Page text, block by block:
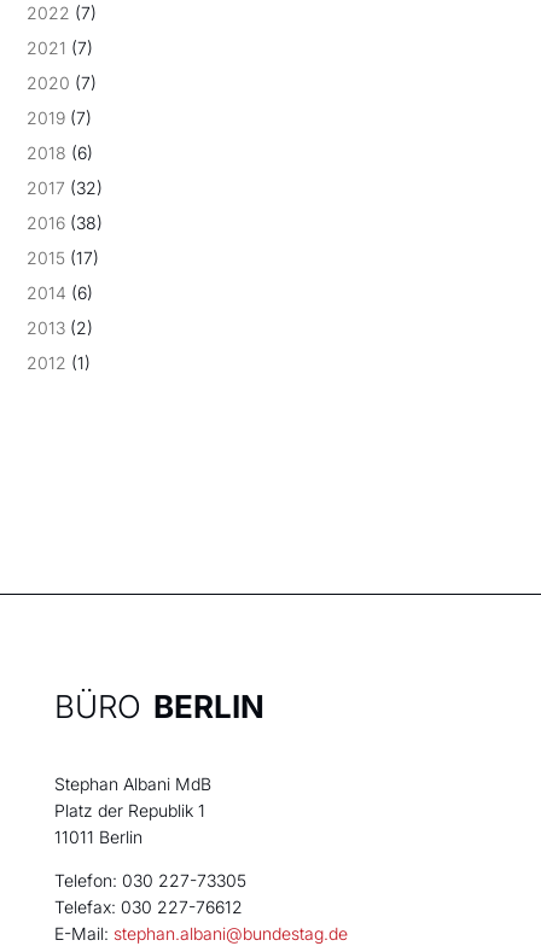
2022 (7)
2021 (7)
2020 (7)
2019 (7)
2018 (6)
2017 (32)
2016 (38)
2015 (17)
2014 (6)
2013 (2)
2012 (1)
BÜRO BERLIN
Stephan Albani MdB
Platz der Republik 1
11011 Berlin
Telefon: 030 227-73305
Telefax: 030 227-76612
E-Mail: stephan.albani@bundestag.de